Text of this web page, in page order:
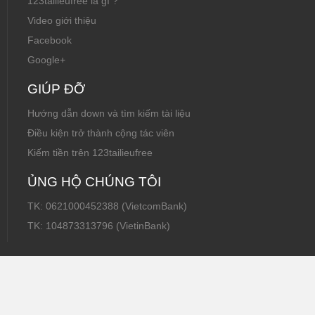
Video giới thiệu
Facebook
Google+
GIÚP ĐỠ
Hướng dẫn down và tìm kiếm tài liệu
Điều kiện trở thành cộng tác viên
Kiếm tiền trên 123tailieufree
ỦNG HỘ CHÚNG TÔI
TK: 0621000452388 (VietcomBank)
TK: 104873313796 (VietinBank)